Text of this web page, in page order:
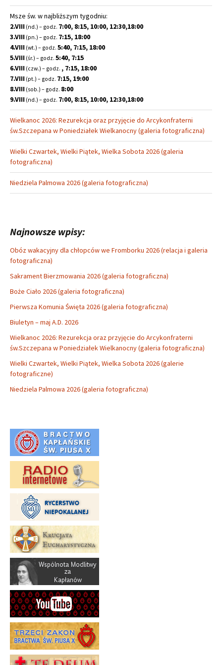
Msze św. w najbliższym tygodniu:
2.VIII (nd.) – godz. 7:00, 8:15, 10:00, 12:30,18:00
3.VIII (pn.) – godz. 7:15, 18:00
4.VIII (wt.) – godz. 5:40, 7:15, 18:00
5.VIII (śr.) – godz. 5:40, 7:15
6.VIII (czw.) – godz. , 7:15, 18:00
7.VIII (pt.) – godz. 7:15, 19:00
8.VIII (sob.) – godz. 8:00
9.VIII (nd.) – godz. 7:00, 8:15, 10:00, 12:30,18:00
Wielkanoc 2026: Rezurekcja oraz przyjęcie do Arcykonfraterni
św.Szczepana w Poniedziałek Wielkanocny (galeria fotograficzna)
Wielki Czwartek, Wielki Piątek, Wielka Sobota 2026 (galeria
fotograficzna)
Niedziela Palmowa 2026 (galeria fotograficzna)
Najnowsze wpisy:
Obóz wakacyjny dla chłopców we Fromborku 2026 (relacja i galeria
fotograficzna)
Sakrament Bierzmowania 2026 (galeria fotograficzna)
Boże Ciało 2026 (galeria fotograficzna)
Pierwsza Komunia Święta 2026 (galeria fotograficzna)
Biuletyn – maj A.D. 2026
Wielkanoc 2026: Rezurekcja oraz przyjęcie do Arcykonfraterni
św.Szczepana w Poniedziałek Wielkanocny (galeria fotograficzna)
Wielki Czwartek, Wielki Piątek, Wielka Sobota 2026 (galerie
fotograficzne)
Niedziela Palmowa 2026 (galeria fotograficzna)